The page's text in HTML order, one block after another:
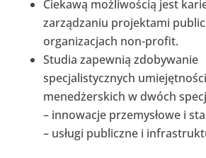
Ciekawą możliwością jest
zarządzaniu projektami
organizacjach non-profit.
Studia zapewnią zdobywanie
specjalistycznych umiejętności
menedżerskich w dwóch
– innowacje przemysłowe i
– usługi publiczne i